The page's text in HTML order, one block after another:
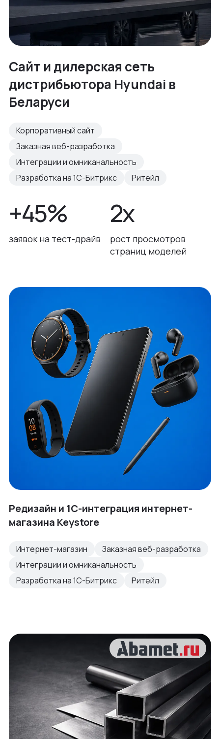
Сайт и дилерская сеть
дистрибьютора Hyundai в
Беларуси
Корпоративный сайт
Заказная веб-разработка
Интеграции и омниканальность
Разработка на 1С-Битрикс
Ритейл
+45%
заявок на тест-драйв
2x
рост просмотров
страниц моделей
Редизайн и 1С-интеграция интернет-
магазина Keystore
Интернет-магазин
Заказная веб-разработка
Интеграции и омниканальность
Разработка на 1С-Битрикс
Ритейл